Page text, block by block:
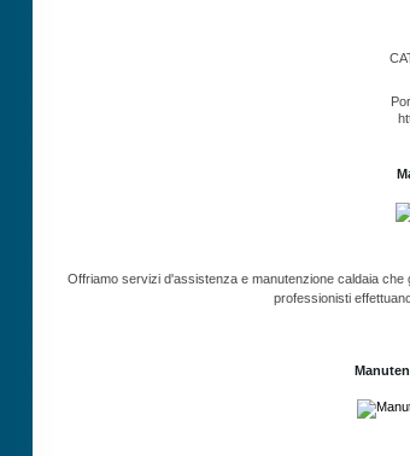
Offriamo servizi d'assistenza e manutenzione caldaia
professionisti